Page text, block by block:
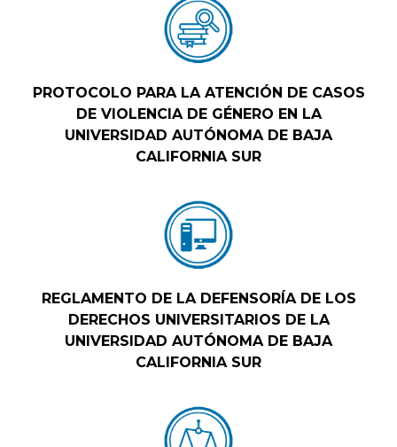
PROTOCOLO PARA LA ATENCIÓN DE CASOS
DE VIOLENCIA DE GÉNERO EN LA
UNIVERSIDAD AUTÓNOMA DE BAJA
CALIFORNIA SUR
REGLAMENTO DE LA DEFENSORÍA DE LOS
DERECHOS UNIVERSITARIOS DE LA
UNIVERSIDAD AUTÓNOMA DE BAJA
CALIFORNIA SUR